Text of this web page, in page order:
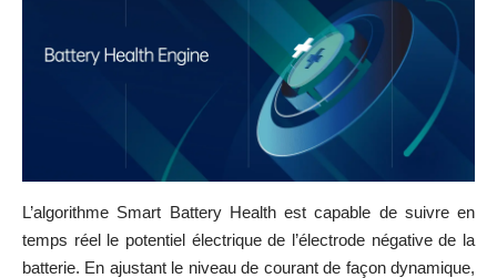
L’algorithme Smart Battery Health est capable de suivre en
temps réel le potentiel électrique de l’électrode négative de la
batterie. En ajustant le niveau de courant de façon dynamique,